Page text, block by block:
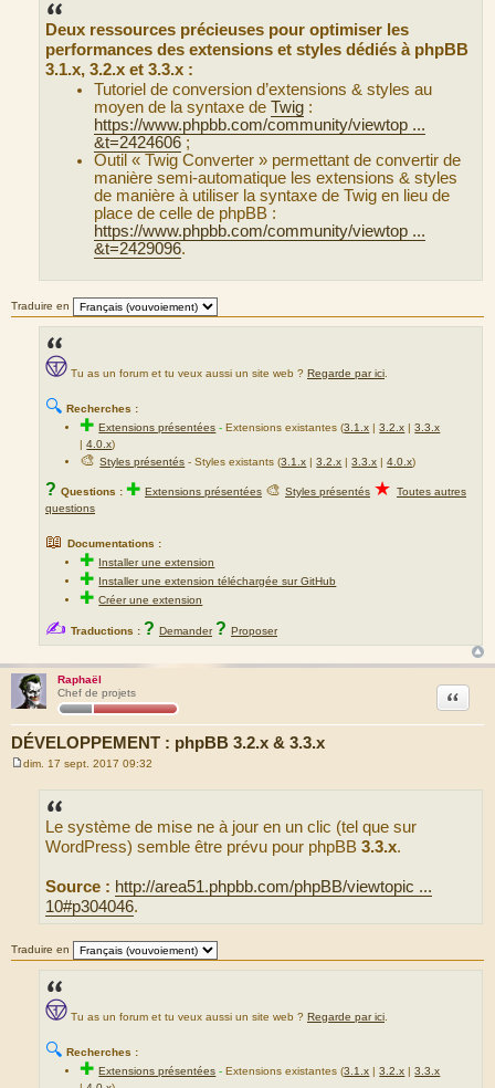
Deux ressources précieuses pour optimiser les
performances des extensions et styles dédiés à phpBB
3.1.x, 3.2.x et 3.3.x :
Tutoriel de conversion d’extensions & styles au
moyen de la syntaxe deTwig :
https://www.phpbb.com/community/viewtop ...
&t=2424606 ;
Outil « Twig Converter » permettant de convertir de
manière semi-automatique les extensions & styles
de manière à utiliser la syntaxe de Twig en lieu de
place de celle de phpBB :
https://www.phpbb.com/community/viewtop ...
&t=2429096.
Traduire en
Tu as un forum et tu veux aussi un site web ? Regarde par ici
🔍 Recherches :
✚Extensions présentées -Extensions existantes (3.1.x |3.2.x |3.3.x
|4.0.x)
🎨Styles présentés - Styles existants (3.1.x |3.2.x |3.3.x |4.0.x)
? Questions : ✚ Extensions présentées 🎨 Styles présentés ★ Toutes autres
questions
📖 Documentations :
✚ Installer une extension
✚ Installer une extension téléchargée sur GitHub
✚Créer une extension
✍ Traductions : ? Demander ? Proposer
Raphaël
Chef de projets
DÉVELOPPEMENT : phpBB 3.2.x & 3.3.x
Citation
dim. 17 sept. 2017 09:32
Le système de mise ne à jour en un clic (tel que sur
WordPress) semble être prévu pour phpBB 3.3.x.
Source : http://area51.phpbb.com/phpBB/viewtopic ...
10#p304046.
Traduire en
Tu as un forum et tu veux aussi un site web ? Regarde par ici
🔍 Recherches :
✚Extensions présentées -Extensions existantes (3.1.x |3.2.x |3.3.x